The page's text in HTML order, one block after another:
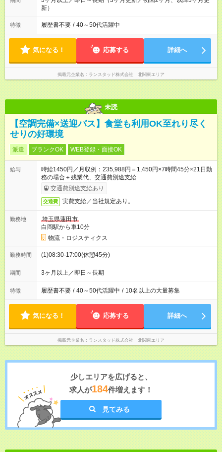
新）
特徴 履歴書不要 / 40～50代活躍中
気になる！ 応募する 詳細へ
掲載元企業名 ランスタッド株式会社 北関東エリア
未読
【空調完備×送迎バス】食堂も利用OK至れり尽く
せりの好環境
派遣 ブランクOK WEB登録・面接OK
給与
時給1450円／月収例：235,988円＝1,450円×7時間45分×21日勤
務の場合＋残業代、交通費別途支給
交通費別途支給あり
交通費 実費支給／当社規定あり。
勤務地
埼玉県蓮田市
白岡駅から車10分
物流・ロジスティクス
勤務時間 (1)08:30-17:00(休憩45分)
期間 3ヶ月以上／即日～長期
特徴 履歴書不要 / 40～50代活躍中 / 10名以上の大量募集
気になる！ 応募する 詳細へ
掲載元企業名 ランスタッド株式会社 北関東エリア
少しエリアを広げると、
求人が184件増えます！
見てみる